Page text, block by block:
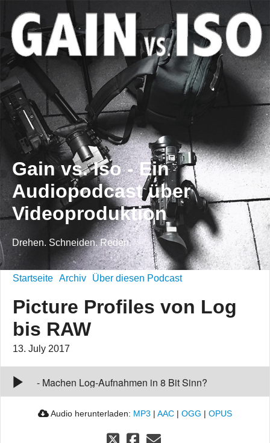
Gain vs. Iso - Ein
Audiopodcast über
Videoproduktion
Drehen. Schneiden. Reden.
Startseite Archiv Über diesen Podcast
Picture Profiles von Log
bis RAW
13. July 2017
Picture Profiles von Log bis RAW
- Machen Log-Aufnahmen in 8 Bit Sinn?
Audio herunterladen: MP3 | AAC | OGG | OPUS